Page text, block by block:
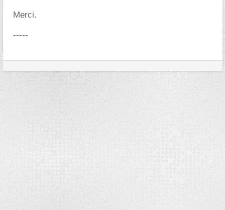
Merci.
-----